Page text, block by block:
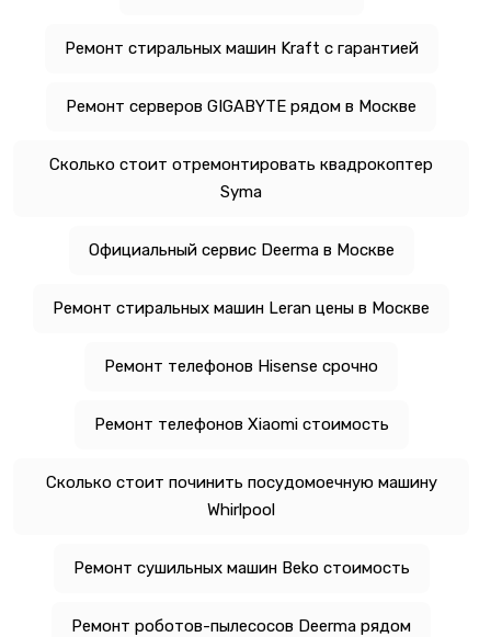
Ремонт стиральных машин Kraft с гарантией
Ремонт серверов GIGABYTE рядом в Москве
Сколько стоит отремонтировать квадрокоптер
Syma
Официальный сервис Deerma в Москве
Ремонт стиральных машин Leran цены в Москве
Ремонт телефонов Hisense срочно
Ремонт телефонов Xiaomi стоимость
Сколько стоит починить посудомоечную машину
Whirlpool
Ремонт сушильных машин Beko стоимость
Ремонт роботов-пылесосов Deerma рядом